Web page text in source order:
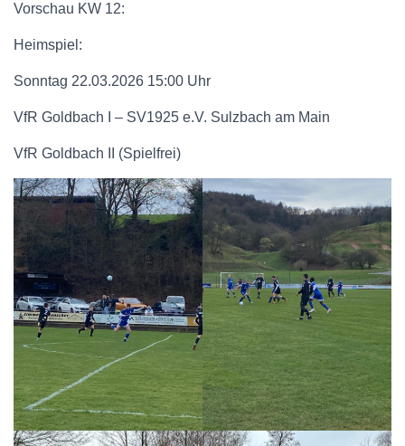
Vorschau KW 12:
Heimspiel:
Sonntag 22.03.2026 15:00 Uhr
VfR Goldbach I – SV1925 e.V. Sulzbach am Main
VfR Goldbach II (Spielfrei)